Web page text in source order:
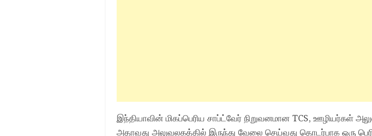
இந்தியாவின் மிகப்பெரிய சாப்ட்வேர் நிறுவனமான TCS, ஊழியர்கள்
அதாவது அலுவலகத்தில் இருந்து வேலை செய்வது தொடர்பாக ஒரு